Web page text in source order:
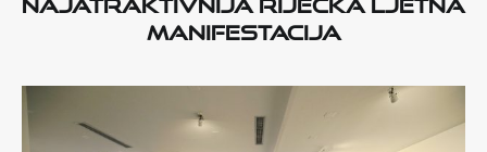
manifestacija